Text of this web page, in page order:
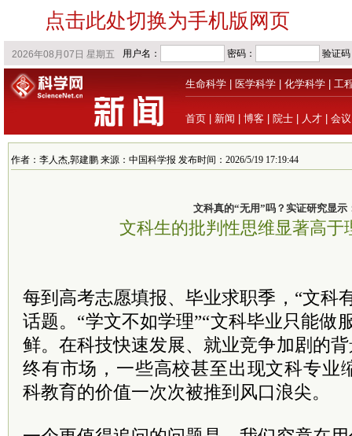
点击此处切换为手机版网页
生命科学 医学科学 化学科学 工
首页 新闻 博客 院士 人才 会议
作者：李人杰,郭建鹏 来源：中国科学报 发布时间：2026/5/19 17:19:44
文科真的“无用”吗？实证研究显示
文科生的批判性思维显著高于
每到高考志愿填报、毕业求职季，“文科
话题。“学文不如学理”“文科毕业只能做
鲜。在科技快速发展、就业竞争加剧的
终有市场，一些高校甚至出现文科专业
科教育的价值一次次被推到风口浪尖。